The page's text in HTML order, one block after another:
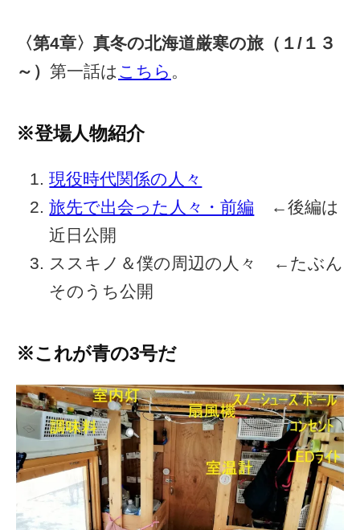
〈第4章〉真冬の北海道厳寒の旅（１/１３
～） 第一話は こちら 。
※登場人物紹介
現役時代関係の人々
旅先で出会った人々・前編 ←後編は
近日公開
ススキノ＆僕の周辺の人々 ←たぶん
そのうち公開
※これが青の3号だ